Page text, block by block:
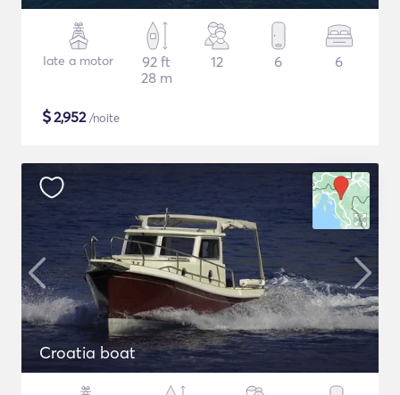
Iate a motor
92 ft
28 m
12 6 6
$2,952/noite
Croatia boat